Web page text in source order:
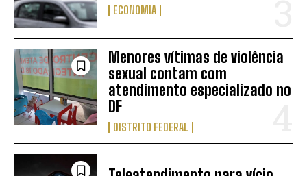
ECONOMIA
Menores vítimas de violência
sexual contam com
atendimento especializado no
DF
DISTRITO FEDERAL